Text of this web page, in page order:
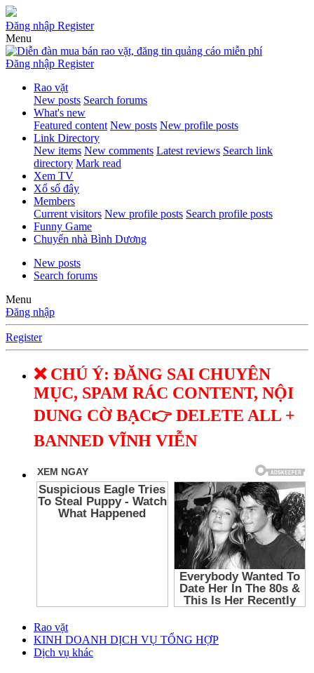
Đăng nhập Register
Menu
Đăng nhập Register
Rao vặt
New posts Search forums
What's new
Featured content New posts New profile posts
Link Directory
New items New comments Latest reviews Search link
directory Mark read
Xem TV
Xổ số đây
Members
Current visitors New profile posts Search profile posts
Funny Game
Chuyển nhà Bình Dương
New posts
Search forums
Menu
Đăng nhập
Register
❌ CHÚ Ý: ĐĂNG SAI CHUYÊN
MỤC, SPAM RÁC CONTENT, NỘI
DUNG CỜ BẠC👉 DELETE ALL +
BANNED VĨNH VIỄN
Rao vặt
KINH DOANH DỊCH VỤ TỔNG HỢP
Dịch vụ khác